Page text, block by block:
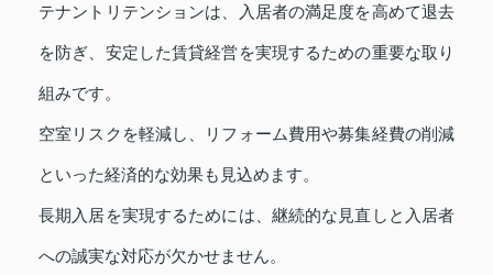
テナントリテンションは、入居者の満足度を高めて退去
を防ぎ、安定した賃貸経営を実現するための重要な取り
組みです。
空室リスクを軽減し、リフォーム費用や募集経費の削減
といった経済的な効果も見込めます。
長期入居を実現するためには、継続的な見直しと入居者
への誠実な対応が欠かせません。